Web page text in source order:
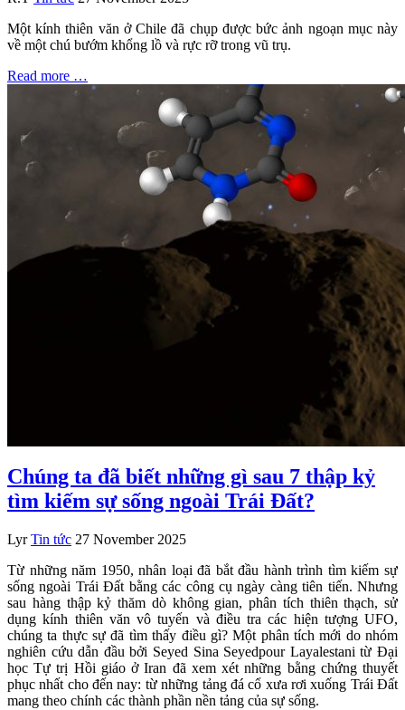
Một kính thiên văn ở Chile đã chụp được bức ảnh ngoạn mục này
về một chú bướm khổng lồ và rực rỡ trong vũ trụ.
Read more …
Chúng ta đã biết những gì sau 7 thập kỷ
tìm kiếm sự sống ngoài Trái Đất?
Lyr Tin tức 27 November 2025
Từ những năm 1950, nhân loại đã bắt đầu hành trình tìm kiếm sự
sống ngoài Trái Đất bằng các công cụ ngày càng tiên tiến. Nhưng
sau hàng thập kỷ thăm dò không gian, phân tích thiên thạch, sử
dụng kính thiên văn vô tuyến và điều tra các hiện tượng UFO,
chúng ta thực sự đã tìm thấy điều gì? Một phân tích mới do nhóm
nghiên cứu dẫn đầu bởi Seyed Sina Seyedpour Layalestani từ Đại
học Tự trị Hồi giáo ở Iran đã xem xét những bằng chứng thuyết
phục nhất cho đến nay: từ những tảng đá cổ xưa rơi xuống Trái Đất
mang theo chính các thành phần nền tảng của sự sống.